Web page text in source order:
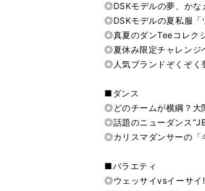
◎DSKモデルの夢、か
◎DSKモデルの夏私服「
◎真夏のダンTeeコレク
◎夏休み限定チャレンジ
◎人気ブランドぞくぞく
■ダンス
◎どのチームが横綱？
◎話題のニューダンス
◎カリスマダンサーの「
■バラエティ
◎ウェッサイvsイーサイ